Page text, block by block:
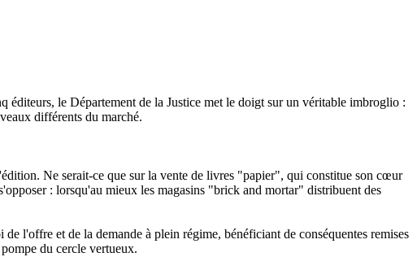
le Département de la Justice met le doigt sur un véritable imbroglio :
différents du marché.
Ne serait-ce que sur la vente de livres "papier", qui constitue son cœur
: lorsqu'au mieux les magasins "brick and mortar" distribuent des
l'offre et de la demande à plein régime, bénéficiant de conséquentes remises
du cercle vertueux.